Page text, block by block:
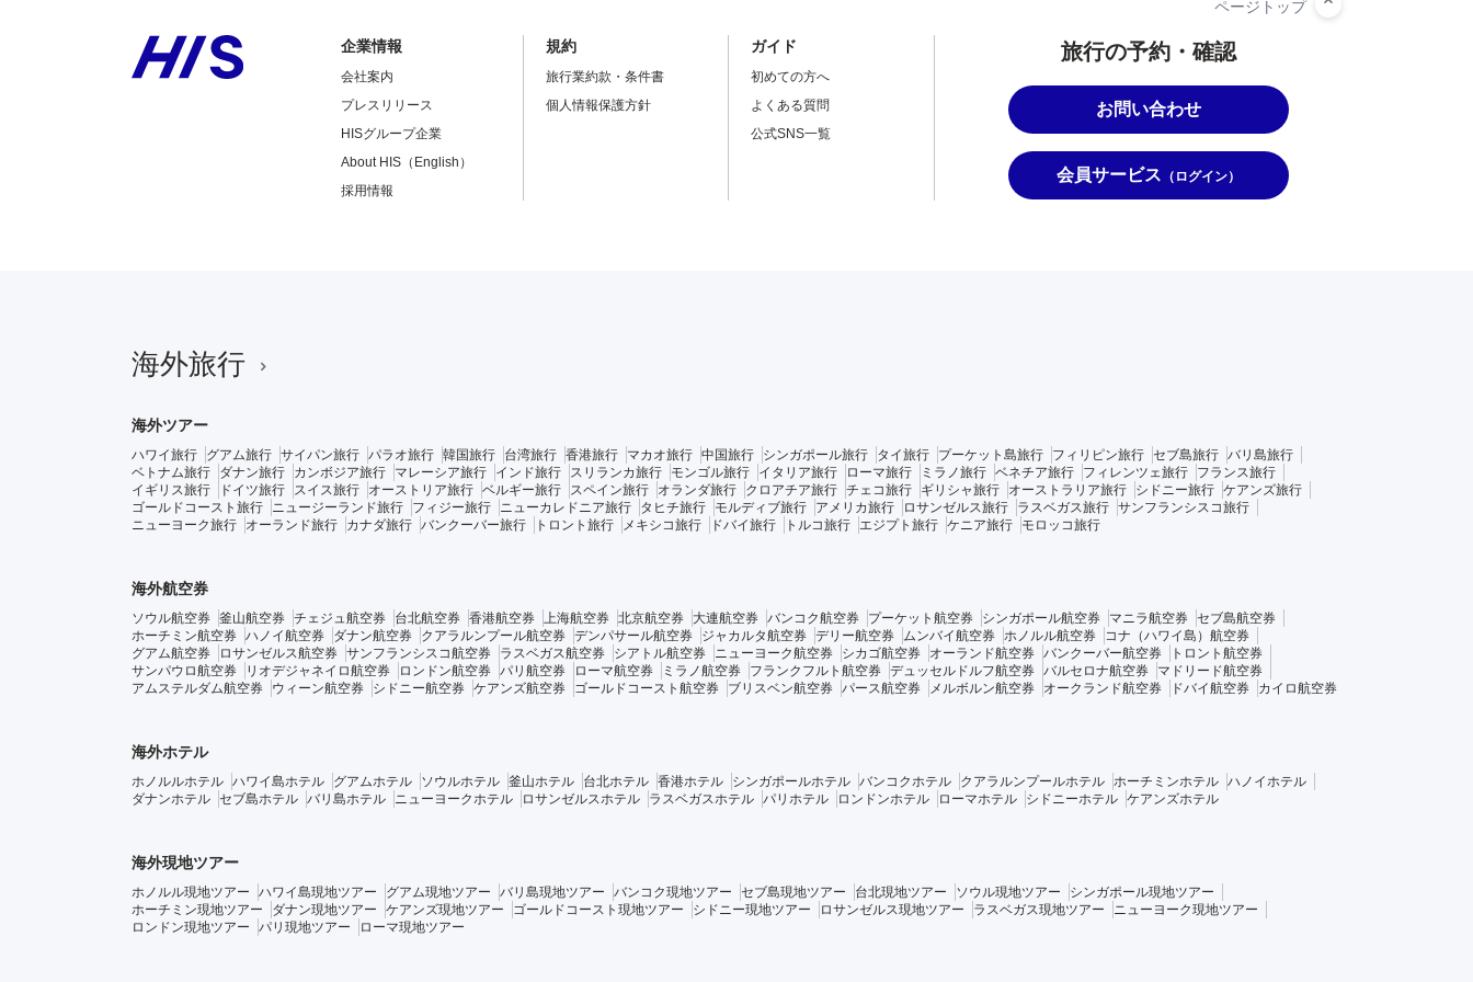
旅行の予約・確認
お問い合わせ
会員サービス （ログイン）
企業情報
会社案内
プレスリリース
HISグループ企業
About HIS（English）
採用情報
規約
旅行業約款・条件書
個人情報保護方針
ガイド
初めての方へ
よくある質問
公式SNS一覧
海外旅行
海外ツアー
ハワイ旅行 グアム旅行 サイパン旅行 パラオ旅行 韓国旅行 台湾旅行 香港旅行 マカオ旅行 中国旅行 シンガポール旅行 タイ旅行 プーケット島旅行 フィリピン旅行 セブ島旅行 バリ島旅行
ベトナム旅行
ダナン旅行 カンボジア旅行 マレーシア旅行 インド旅行 スリランカ旅行 モンゴル旅行 イタリア旅行 ローマ旅行 ミラノ旅行 ベネチア旅行 フィレンツェ旅行
フランス旅行
イギリス旅行
ドイツ旅行 スイス旅行 オーストリア旅行 ベルギー旅行 スペイン旅行 オランダ旅行 クロアチア旅行 チェコ旅行 ギリシャ旅行 オーストラリア旅行 シドニー旅行 ケアンズ旅行
ゴールドコースト旅行
ニュージーランド旅行 フィジー旅行 ニューカレドニア旅行 タヒチ旅行 モルディブ旅行 アメリカ旅行 ロサンゼルス旅行 ラスベガス旅行 サンフランシスコ旅行
ニューヨーク旅行
オーランド旅行 カナダ旅行 バンクーバー旅行 トロント旅行 メキシコ旅行 ドバイ旅行 トルコ旅行 エジプト旅行 ケニア旅行 モロッコ旅行
海外航空券
ソウル航空券 釜山航空券 チェジュ航空券 台北航空券 香港航空券 上海航空券 北京航空券 大連航空券 バンコク航空券 プーケット航空券 シンガポール航空券 マニラ航空券 セブ島航空券
ホーチミン航空券 ハノイ航空券 ダナン航空券 クアラルンプール航空券 デンパサール航空券 ジャカルタ航空券 デリー航空券 ムンバイ航空券 ホノルル航空券
コナ（ハワイ島）航空券
グアム航空券
ロサンゼルス航空券 サンフランシスコ航空券 ラスベガス航空券 シアトル航空券 ニューヨーク航空券 シカゴ航空券 オーランド航空券 バンクーバー航空券
トロント航空券
サンパウロ航空券
リオデジャネイロ航空券 ロンドン航空券 パリ航空券 ローマ航空券 ミラノ航空券 フランクフルト航空券 デュッセルドルフ航空券 バルセロナ航空券
マドリード航空券
アムステルダム航空券
ウィーン航空券 シドニー航空券 ケアンズ航空券 ゴールドコースト航空券 ブリスベン航空券 パース航空券 メルボルン航空券 オークランド航空券 ドバイ航空券 カイロ航空券
海外ホテル
ホノルルホテル ハワイ島ホテル グアムホテル ソウルホテル 釜山ホテル 台北ホテル 香港ホテル シンガポールホテル バンコクホテル クアラルンプールホテル ホーチミンホテル ハノイホテル
ダナンホテル セブ島ホテル バリ島ホテル ニューヨークホテル ロサンゼルスホテル ラスベガスホテル パリホテル ロンドンホテル ローマホテル シドニーホテル ケアンズホテル
海外現地ツアー
ホノルル現地ツアー ハワイ島現地ツアー グアム現地ツアー バリ島現地ツアー バンコク現地ツアー セブ島現地ツアー 台北現地ツアー ソウル現地ツアー
シンガポール現地ツアー
ホーチミン現地ツアー
ダナン現地ツアー ケアンズ現地ツアー ゴールドコースト現地ツアー シドニー現地ツアー ロサンゼルス現地ツアー ラスベガス現地ツアー
ニューヨーク現地ツアー
ロンドン現地ツアー
パリ現地ツアー ローマ現地ツアー